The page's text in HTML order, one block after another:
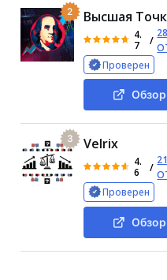
и вывести деньги из
2 Высшая
4.
7
/
Проверен
Обзор
3 Velrix
4.
6
/
Проверен
Обзор